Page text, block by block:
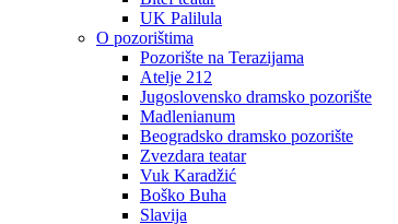
UK Palilula
O pozorištima
Pozorište na Terazijama
Atelje 212
Jugoslovensko dramsko pozorište
Madlenianum
Beogradsko dramsko pozorište
Zvezdara teatar
Vuk Karadžić
Boško Buha
Slavija